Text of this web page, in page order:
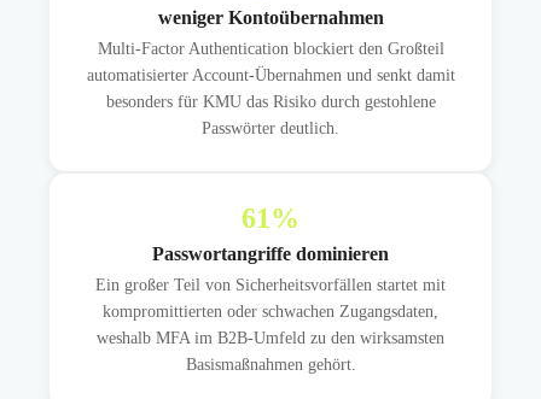
weniger Kontoübernahmen
Multi-Factor Authentication blockiert den Großteil
automatisierter Account-Übernahmen und senkt damit
besonders für KMU das Risiko durch gestohlene
Passwörter deutlich.
61%
Passwortangriffe dominieren
Ein großer Teil von Sicherheitsvorfällen startet mit
kompromittierten oder schwachen Zugangsdaten,
weshalb MFA im B2B-Umfeld zu den wirksamsten
Basismaßnahmen gehört.